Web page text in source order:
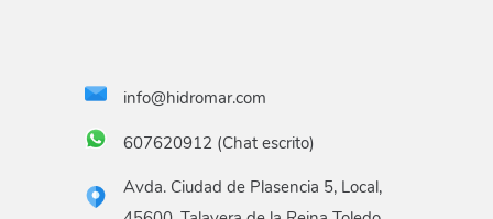
info@hidromar.com
607620912 (Chat escrito)
Avda. Ciudad de Plasencia 5, Local,